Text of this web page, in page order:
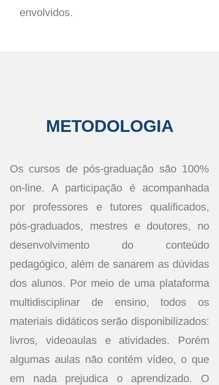
envolvidos.
METODOLOGIA
Os cursos de pós-graduação são 100%
on-line. A participação é acompanhada
por professores e tutores qualificados,
pós-graduados, mestres e doutores, no
desenvolvimento do conteúdo
pedagógico, além de sanarem as dúvidas
dos alunos. Por meio de uma plataforma
multidisciplinar de ensino, todos os
materiais didáticos serão disponibilizados:
livros, videoaulas e atividades. Porém
algumas aulas não contém vídeo, o que
em nada prejudica o aprendizado. O